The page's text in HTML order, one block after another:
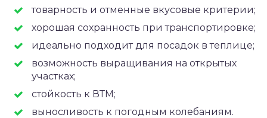
товарность и отменные вкусовые критерии;
хорошая сохранность при транспортировке;
идеально подходит для посадок в теплице;
возможность выращивания на открытых
участках;
стойкость к ВТМ;
выносливость к погодным колебаниям.